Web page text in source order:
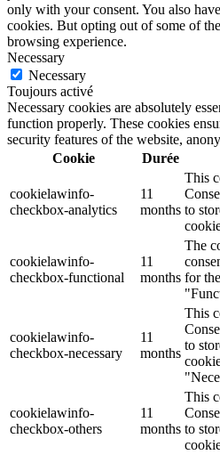
only with your consent. You also
cookies. But opting out of some of
browsing experience.
Necessary
Necessary
Toujours activé
Necessary cookies are absolutely
function properly. These cookies
security features of the website,
Cookie
Durée
cookielawinfo-
checkbox-analytics
11
months
This
to
cookielawinfo-
checkbox-functional
11
months
The
for
cookielawinfo-
checkbox-necessary
11
months
This
to
cookielawinfo-
checkbox-others
11
months
This
to